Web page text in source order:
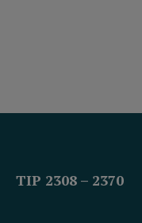
TIP 2308 – 2370